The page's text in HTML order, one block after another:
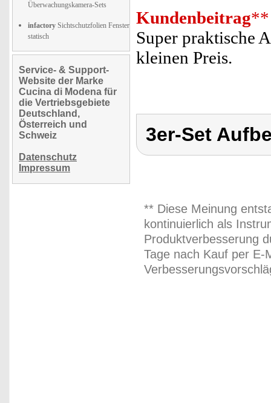
Überwachungskamera-Sets
infactory Sichtschutzfolien Fenster
statisch
Service- & Support-
Website der Marke
Cucina di Modena für
die Vertriebsgebiete
Deutschland,
Österreich und
Schweiz
Datenschutz
Impressum
Kundenbeitrag**
Super praktische
kleinen Preis.
3er-Set
** Diese Meinung
kontinuierlich als
Produktverbesserung
Tage nach Kauf per E-